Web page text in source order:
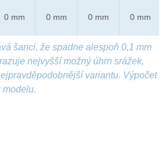
0 mm 0 mm 0 mm 0 mm
šanci, že spadne alespoň 0,1 mm
nejvyšší možný úhrn srážek,
variantu. Výpočet
modelu.